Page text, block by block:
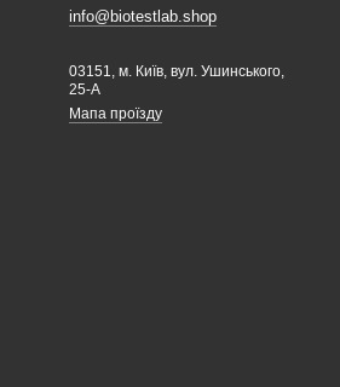
info@biotestlab.shop
03151, м. Київ, вул. Ушинського,
25-A
Мапа проїзду